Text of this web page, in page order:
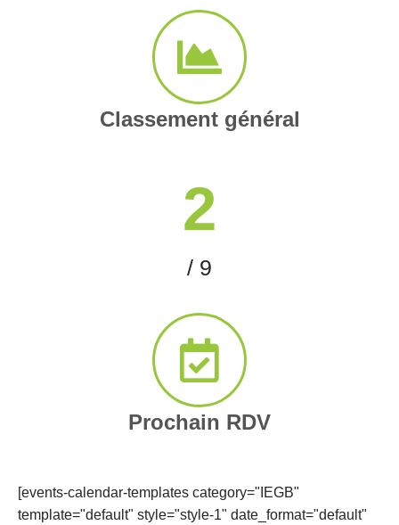
Classement général
/ 9
2
Prochain RDV
[events-calendar-templates category="IEGB"
template="default" style="style-1" date_format="default"